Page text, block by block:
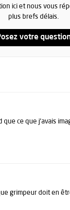
ici et nous vous
plus brefs délais.
votre
que ce que j'avais
grimpeur doit en